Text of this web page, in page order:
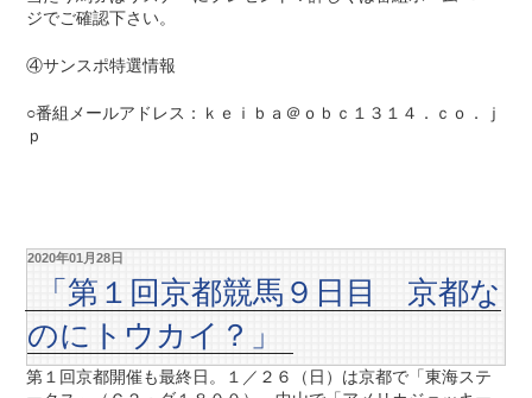
ジでご確認下さい。
④サンスポ特選情報
○番組メールアドレス：ｋｅｉｂａ＠ｏｂｃ１３１４．ｃｏ．ｊ
ｐ
2020年01月28日
「第１回京都競馬９日目 京都な
のにトウカイ？」
第１回京都開催も最終日。１／２６（日）は京都で「東海ステ